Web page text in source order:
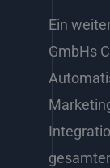
Ein
GmbHs